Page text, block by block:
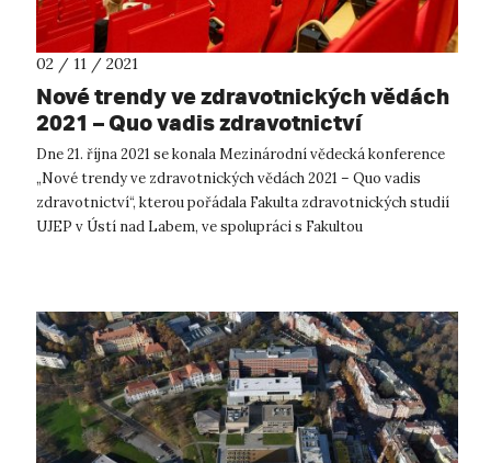
02 / 11 / 2021
Nové trendy ve zdravotnických vědách
2021 – Quo vadis zdravotnictví
Dne 21. října 2021 se konala Mezinárodní vědecká konference
„Nové trendy ve zdravotnických vědách 2021 – Quo vadis
zdravotnictví“, kterou pořádala Fakulta zdravotnických studií
UJEP v Ústí nad Labem, ve spolupráci s Fakultou